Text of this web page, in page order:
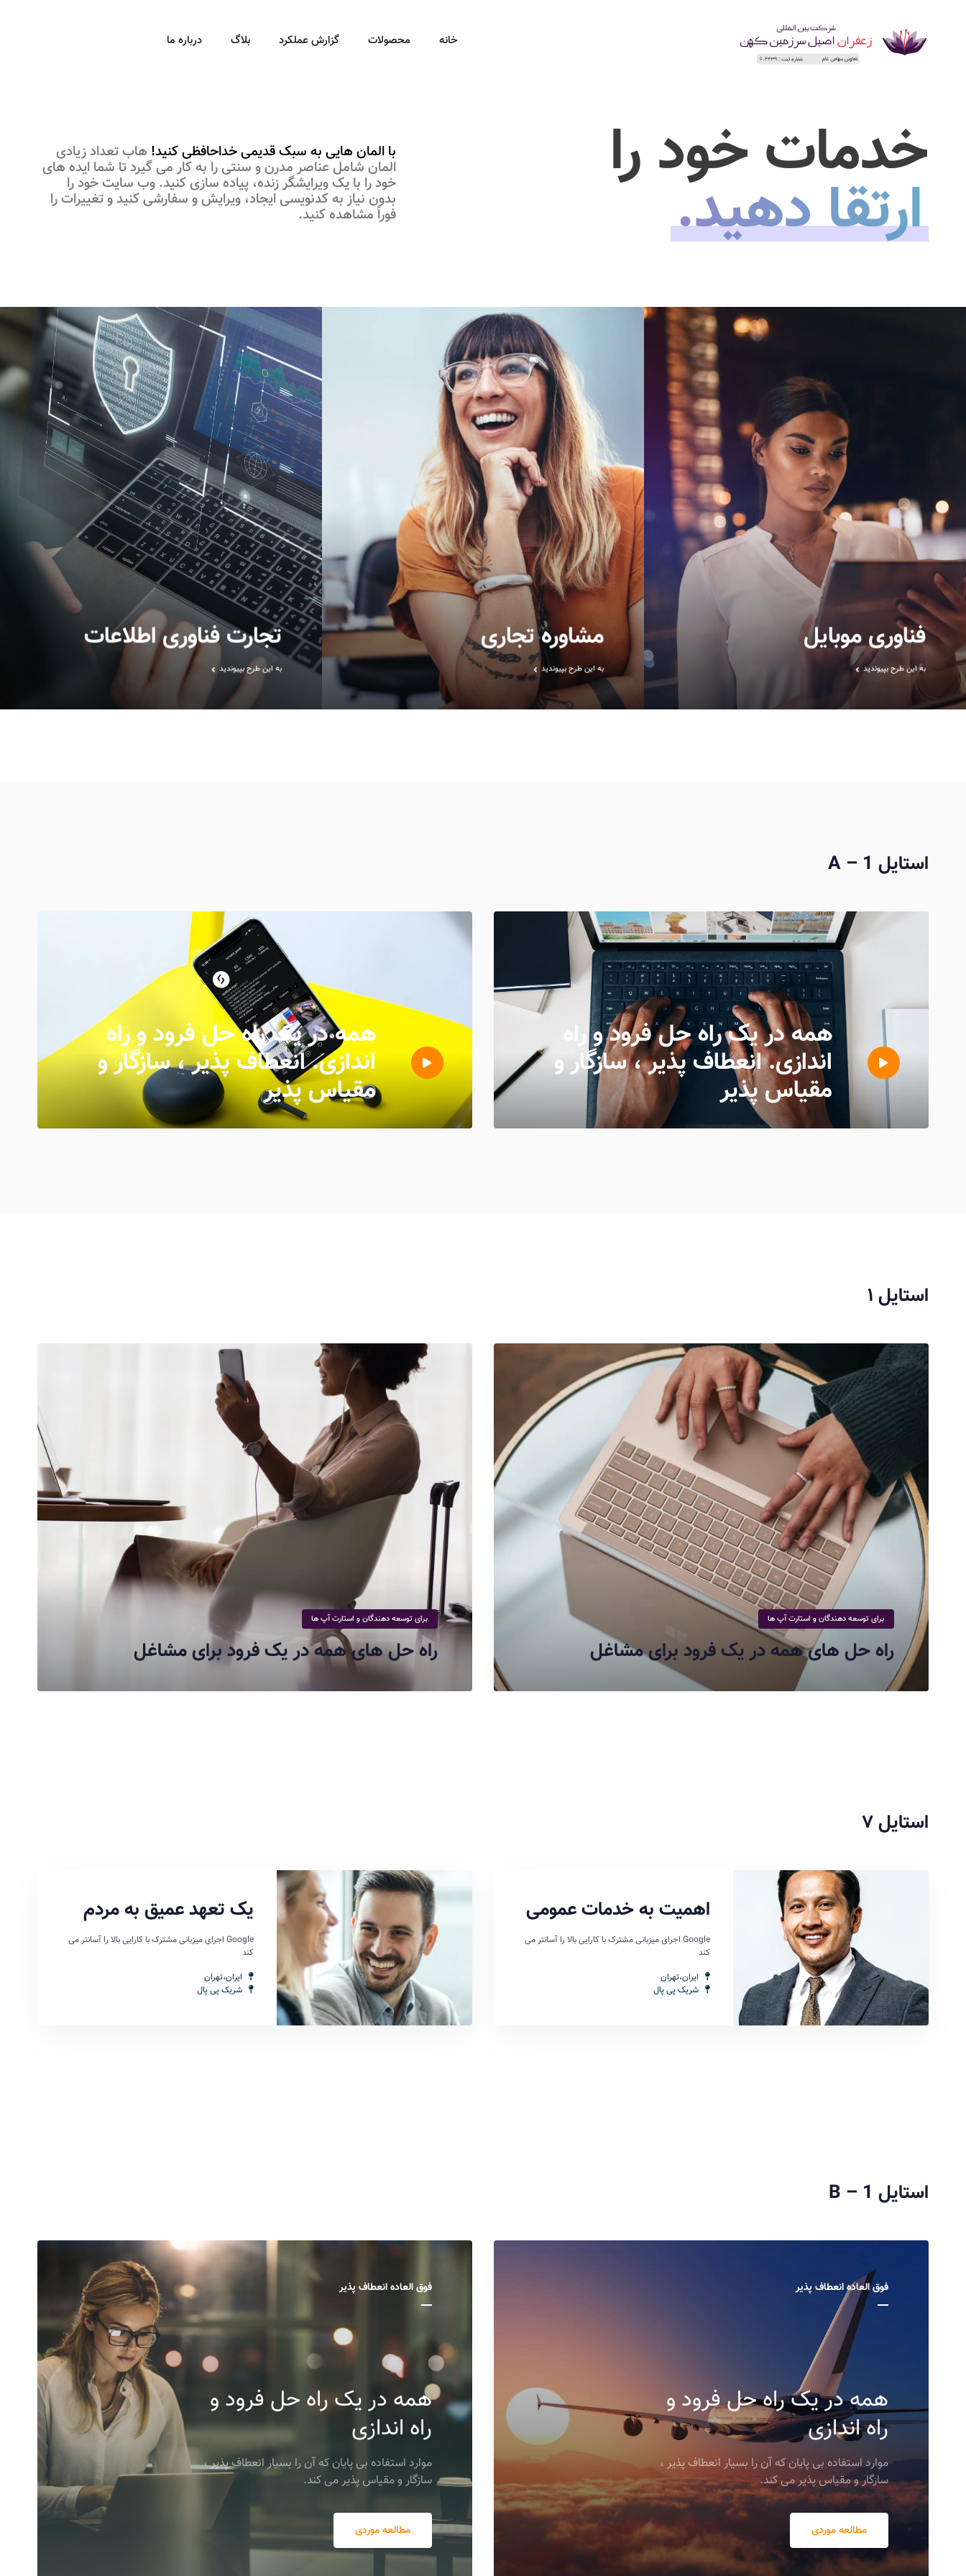
خانه محصولات گزارش عملکرد بلاگ درباره ما
خدمات خود را
ارتقا دهید.
با المان هایی به سبک قدیمی خداحافظی کنید! هاب تعداد زیادی
المان شامل عناصر مدرن و سنتی را به کار می گیرد تا شما ایده های
خود را با یک ویرایشگر زنده، پیاده سازی کنید. وب سایت خود را
بدون نیاز به کدنویسی ایجاد، ویرایش و سفارشی کنید و تغییرات را
فوراً مشاهده کنید.
فناوری موبایل
به این طرح بپیوندید
مشاوره تجاری
به این طرح بپیوندید
تجارت فناوری اطلاعات
به این طرح بپیوندید
استایل 1 – A
همه در یک راه حل فرود و راه
اندازی. انعطاف پذیر ، سازگار و
مقیاس پذیر
همه در یک راه حل فرود و راه
اندازی. انعطاف پذیر ، سازگار و
مقیاس پذیر
استایل ۱
برای توسعه دهندگان و استارت آپ ها
راه حل های همه در یک فرود برای مشاغل
برای توسعه دهندگان و استارت آپ ها
راه حل های همه در یک فرود برای مشاغل
استایل ۷
اهمیت به خدمات عمومی
Google اجرای میزبانی مشترک با کارایی بالا را آسانتر می
کند
ایران،تهران
شریک پی پال
یک تعهد عمیق به مردم
Google اجرای میزبانی مشترک با کارایی بالا را آسانتر می
کند
ایران،تهران
شریک پی پال
استایل 1 – B
فوق العاده انعطاف پذیر
همه در یک راه حل فرود و
راه اندازی
موارد استفاده بی پایان که آن را بسیار انعطاف پذیر ،
سازگار و مقیاس پذیر می کند.
مطالعه موردی
فوق العاده انعطاف پذیر
همه در یک راه حل فرود و
راه اندازی
موارد استفاده بی پایان که آن را بسیار انعطاف پذیر ،
سازگار و مقیاس پذیر می کند.
مطالعه موردی